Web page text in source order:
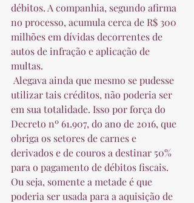
débitos. A companhia, segundo afirma
no processo, acumula cerca de R$ 300
milhões em dívidas decorrentes de
autos de infração e aplicação de
multas.
utilizar tais créditos, não poderia ser
em sua totalidade. Isso por força do
Decreto nº 61.907, do ano de 2016, que
obriga os setores de carnes e
derivados e de couros a destinar 50%
para o pagamento de débitos fiscais.
Ou seja, somente a metade é que
poderia ser usada para a aquisição de